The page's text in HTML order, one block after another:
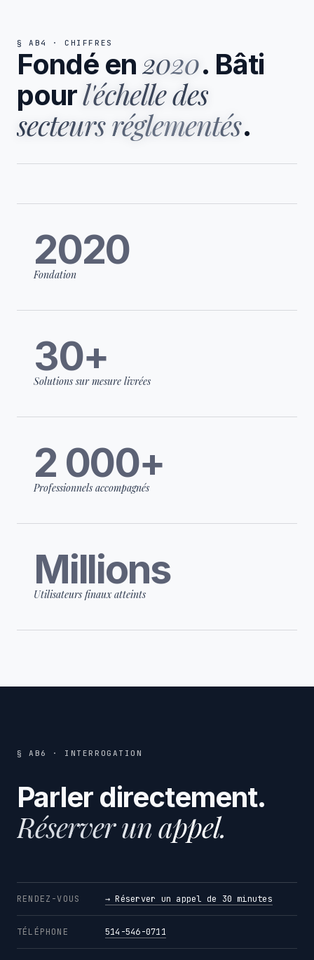
§ AB4 · CHIFFRES
Fondé en2020. Bâti
pourl'échelle des
secteurs réglementés.
2020
Fondation
30+
Solutions sur mesure livrées
2 000+
Professionnels accompagnés
Millions
Utilisateurs finaux atteints
§ AB6 · INTERROGATION
Parler directement.
Réserver un appel.
RENDEZ-VOUS → Réserver un appel de 30 minutes
TÉLÉPHONE 514-546-0711